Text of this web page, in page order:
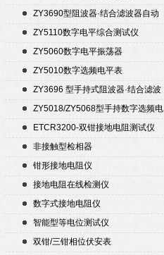
ZY3690型阻波器·结合滤波器自动
测试仪
ZY5110数字电平综合测试仪
ZY5060数字电平振荡器
ZY5010数字选频电平表
ZY3696 型手持式阻波器·结合滤波
器自动测试仪
ZY5018/ZY5068型手持数字选频电
平表/电平振荡器
ETCR3200-双钳接地电阻测试仪
非接触型检相器
钳形接地电阻仪
接地电阻在线检测仪
数字式接地电阻仪
智能型等电位测试仪
双钳/三钳相位伏安表